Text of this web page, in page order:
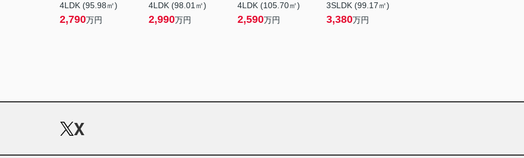
4LDK (95.98㎡)
2,790万円
4LDK (98.01㎡)
2,990万円
4LDK (105.70㎡)
2,590万円
3SLDK (99.17㎡)
3,380万円
X